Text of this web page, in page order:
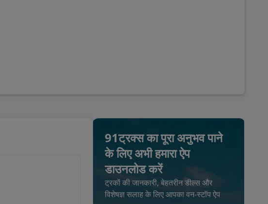
91ट्रक्स का पूरा अनुभव पाने
के लिए अभी हमारा ऐप
डाउनलोड करें
ट्रकों की जानकारी, बेहतरीन डील्स और
विशेषज्ञ सलाह के लिए आपका वन-स्टॉप ऐप